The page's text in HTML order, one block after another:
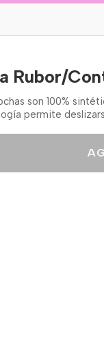
Rubor/
son 100%
permite